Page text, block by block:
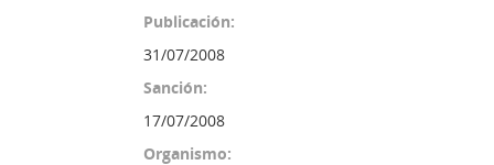
Publicación:
31/07/2008
Sanción:
17/07/2008
Organismo: